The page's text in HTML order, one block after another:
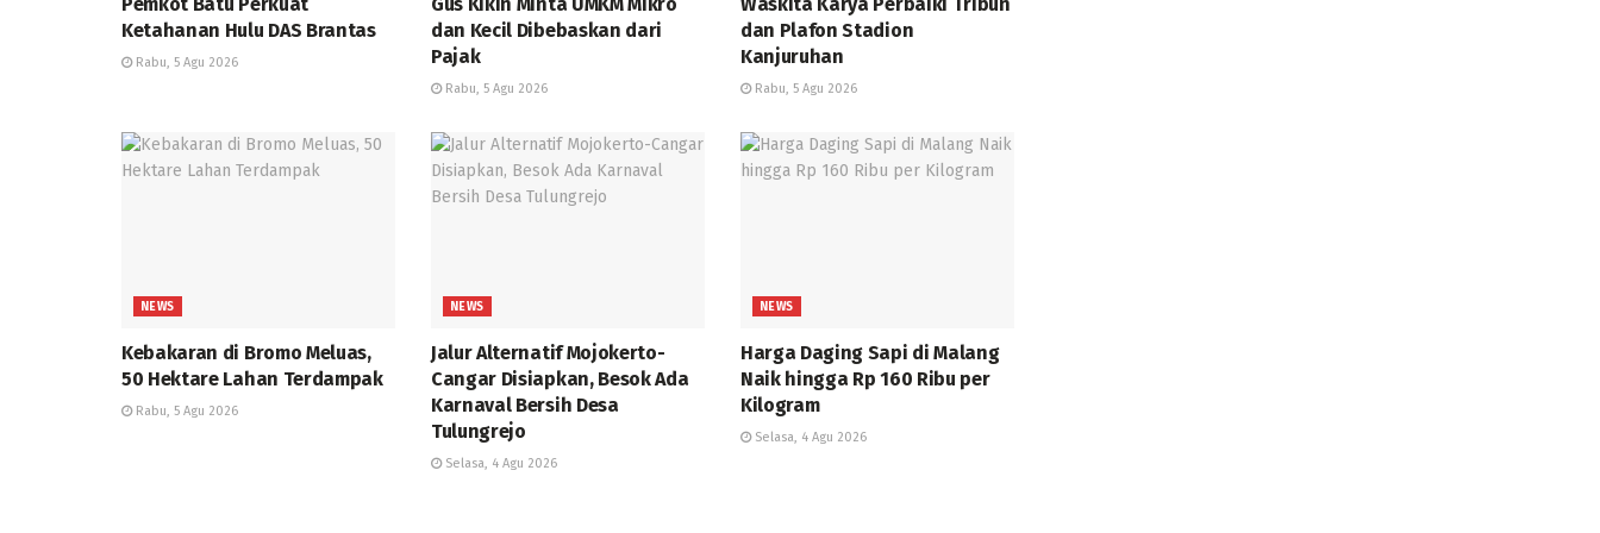
Ketahanan Hulu DAS Brantas
Rabu, 5 Agu 2026
dan Kecil Dibebaskan dari
Pajak
Rabu, 5 Agu 2026
dan Plafon Stadion
Kanjuruhan
Rabu, 5 Agu 2026
NEWS
Kebakaran di Bromo Meluas,
50 Hektare Lahan Terdampak
Rabu, 5 Agu 2026
NEWS
Jalur Alternatif Mojokerto-
Cangar Disiapkan, Besok Ada
Karnaval Bersih Desa
Tulungrejo
Selasa, 4 Agu 2026
NEWS
Harga Daging Sapi di Malang
Naik hingga Rp 160 Ribu per
Kilogram
Selasa, 4 Agu 2026